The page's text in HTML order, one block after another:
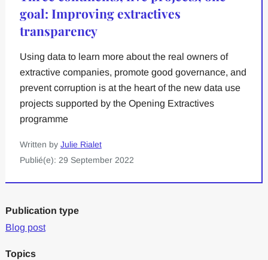
goal: Improving extractives
transparency
Using data to learn more about the real owners of
extractive companies, promote good governance, and
prevent corruption is at the heart of the new data use
projects supported by the Opening Extractives
programme
Written by Julie Rialet
Publié(e): 29 September 2022
Publication type
Blog post
Topics